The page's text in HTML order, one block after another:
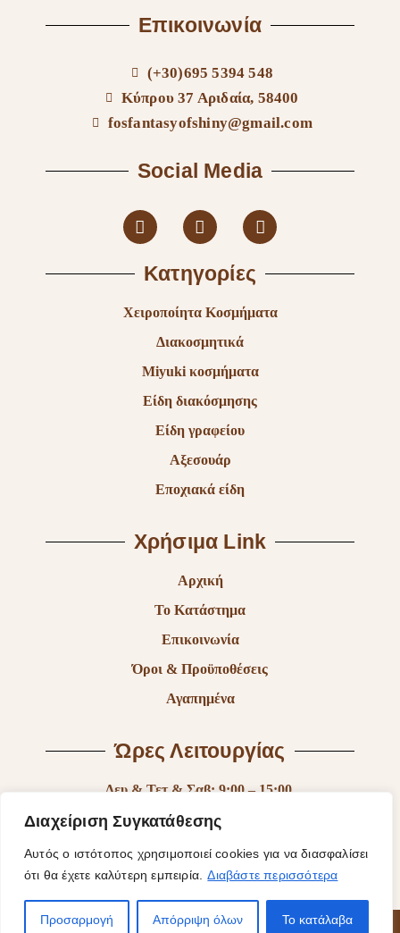
Διαχείριση Συγκατάθεσης
Αυτός ο ιστότοπος χρησιμοποιεί cookies για να διασφαλίσει
ότι θα έχετε καλύτερη εμπειρία. Διαβάστε περισσότερα
Προσαρμογή Απόρριψη όλων Το κατάλαβα
Επικοινωνία
(+30)695 5394 548
Κύπρου 37 Αριδαία, 58400
fosfantasyofshiny@gmail.com
Social Media
Κατηγορίες
Χειροποίητα Κοσμήματα
Διακοσμητικά
Miyuki κοσμήματα
Είδη διακόσμησης
Είδη γραφείου
Αξεσουάρ
Εποχιακά είδη
Χρήσιμα Link
Αρχική
Το Κατάστημα
Επικοινωνία
Όροι & Προϋποθέσεις
Αγαπημένα
Ώρες Λειτουργίας
Δευ & Τετ & Σαβ: 9:00 – 15:00
Τρι & Παρ: 9:00 – 14:30 & 17:30-21:00
Πεμ: 9:00-18:00
Κυρ: Κλειστά